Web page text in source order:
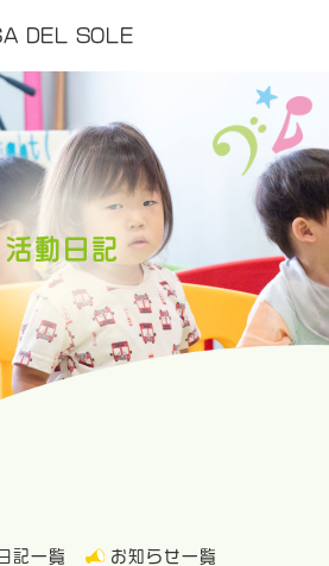
DEL SOLE
活動日記
記一覧 お知らせ一覧